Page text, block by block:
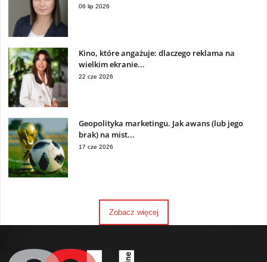
06 lip 2026
Kino, które angażuje: dlaczego reklama na
wielkim ekranie...
22 cze 2026
Geopolityka marketingu. Jak awans (lub jego
brak) na mist...
17 cze 2026
Zobacz więcej